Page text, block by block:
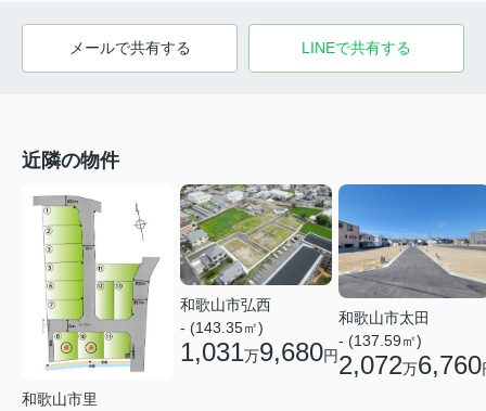
メールで共有する LINEで共有する
近隣の物件
和歌山市里
和歌山市弘西
- (143.35㎡)
1,031万9,680円
和歌山市太田
- (137.59㎡)
2,072万6,760